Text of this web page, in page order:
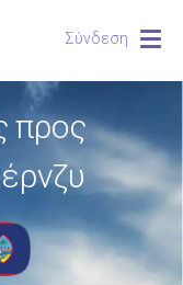
Σύνδεση
προς